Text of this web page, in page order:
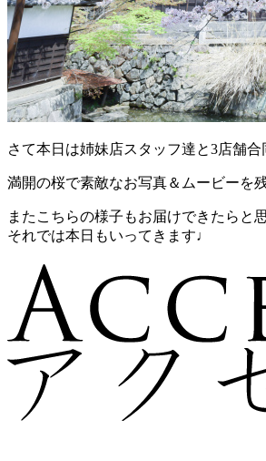
さて本日は姉妹店スタッフ達と3店舗合
満開の桜で素敵なお写真＆ムービーを
またこちらの様子もお届けできたらと
それでは本日もいってきます♩